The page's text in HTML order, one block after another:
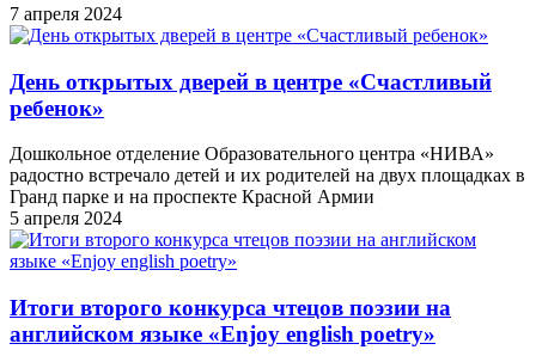
7 апреля 2024
День открытых дверей в центре «Счастливый
ребенок»
Дошкольное отделение Образовательного центра «НИВА»
радостно встречало детей и их родителей на двух площадках в
Гранд парке и на проспекте Красной Армии
5 апреля 2024
Итоги второго конкурса чтецов поэзии на
английском языке «Enjoy english poetry»